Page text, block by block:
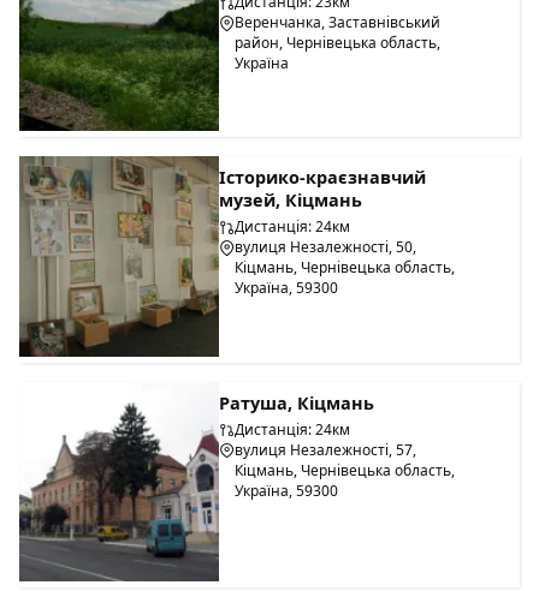
Веренчанка, Заставнівський
район, Чернівецька область,
Україна
Історико-краєзнавчий
музей, Кіцмань
Дистанція: 24км
вулиця Незалежності, 50,
Кіцмань, Чернівецька область,
Україна, 59300
Ратуша, Кіцмань
Дистанція: 24км
вулиця Незалежності, 57,
Кіцмань, Чернівецька область,
Україна, 59300